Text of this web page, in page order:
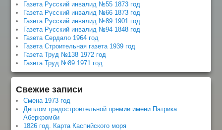
Газета Русский инвалид №55 1873 год
Газета Русский инвалид №66 1873 год
Газета Русский инвалид №89 1901 год
Газета Русский инвалид №94 1848 год
Газета Сердало 1964 год
Газета Строительная газета 1939 год
Газета Труд №138 1972 год
Газета Труд №89 1971 год
Свежие записи
Смена 1973 год
Диплом градостроительной премии имени Патрика
Аберкромби
1826 год. Карта Каспийского моря